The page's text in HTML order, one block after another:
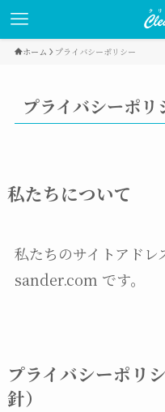
ホーム プライバシーポリシー
プライバシーポリ
私たちについて
私たちのサイトアド
sander.com です。
プライバシーポリ
針）